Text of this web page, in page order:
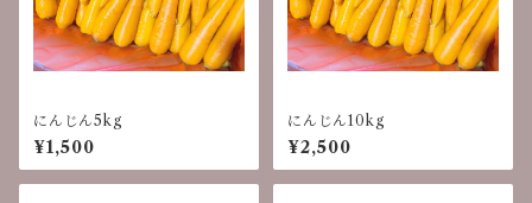
にんじん5kg
¥1,500
にんじん10kg
¥2,500